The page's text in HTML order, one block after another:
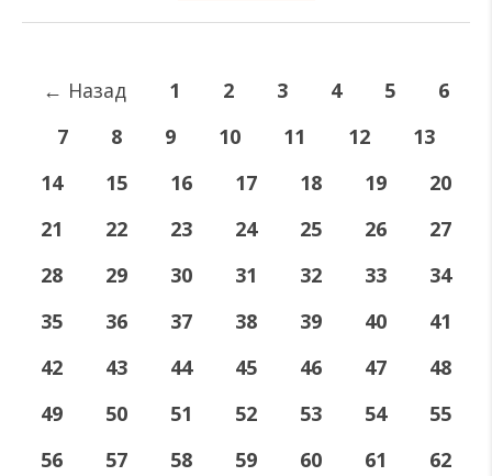
← Назад 1 2 3 4 5
6
7
8 9 10 11 12
13
14
15 16 17 18 19
20
21
22 23 24 25 26
27
28
29 30 31 32 33
34
35
36 37 38 39 40
41
42
43 44 45 46 47
48
49
50 51 52 53 54
55
56
57 58 59 60 61
62